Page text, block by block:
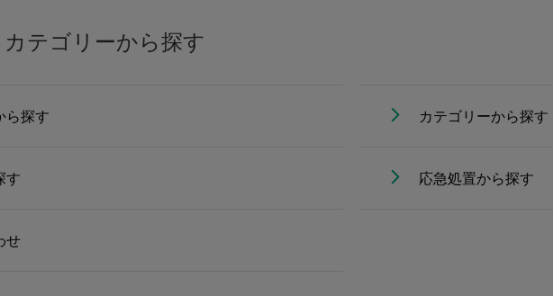
テゴリーから探す
ら探す カテゴリーから探す
す 応急処置から探す
せ